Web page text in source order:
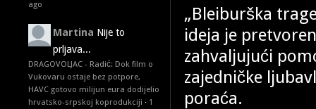
ago
Martina Nije to
prljava...
DRAGOVOLJAC - Radić: Dok film o
Vukovaru ostaje bez potpore,
HAVC gotovo milijun eura dodijelio
hrvatsko-srpskoj koprodukciji · 1
„Bleiburška
ideja je
zahvaljujući
zajedničke
poraća.